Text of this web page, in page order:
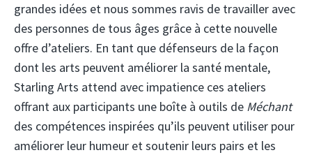
grandes idées et nous sommes ravis de travailler avec
des personnes de tous âges grâce à cette nouvelle
offre d’ateliers. En tant que défenseurs de la façon
dont les arts peuvent améliorer la santé mentale,
Starling Arts attend avec impatience ces ateliers
offrant aux participants une boîte à outils de Méchant
des compétences inspirées qu’ils peuvent utiliser pour
améliorer leur humeur et soutenir leurs pairs et les